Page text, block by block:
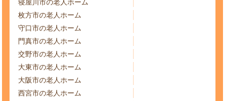
寝屋川市の老人ホーム
枚方市の老人ホーム
守口市の老人ホーム
門真市の老人ホーム
交野市の老人ホーム
大東市の老人ホーム
大阪市の老人ホーム
西宮市の老人ホーム